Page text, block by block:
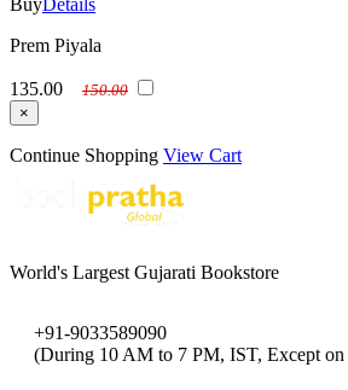
BuyDetails
Prem Piyala
135.00
150.00
×
Continue Shopping View Cart
World's Largest Gujarati Bookstore
+91-9033589090
(During 10 AM to 7 PM, IST, Except